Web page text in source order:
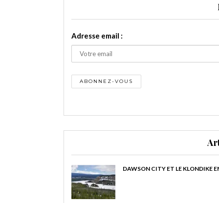
Adresse email :
DAWSON CITY ET LE KLONDIKE